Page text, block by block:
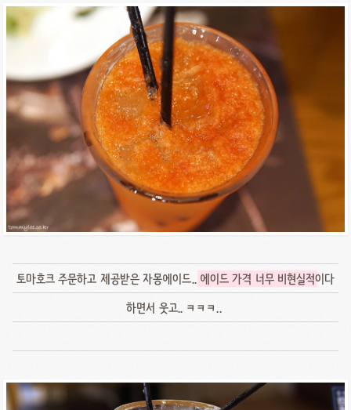
토마호크 주문하고 제공받은 자몽에이드.. 에이드 가격 너무 비현실적이다
하면서 웃고.. ㅋㅋㅋ..